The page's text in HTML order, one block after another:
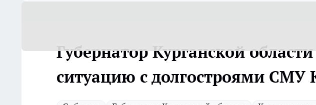
Губернатор Курганской
ситуацию с долгостроями СМУ